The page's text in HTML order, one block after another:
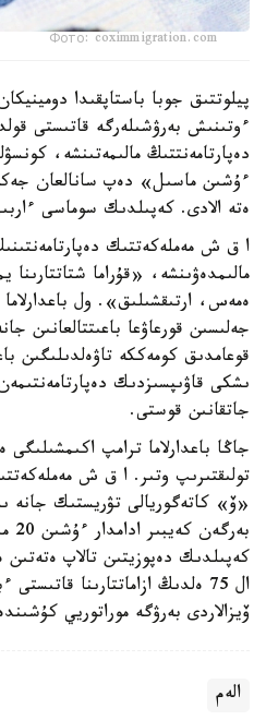
Фото: coximmigration.com
پيلوتتىق جوبا باستاپقىدا
ءوتىنىش بەرۋشىلەرگە قاتىستى
دەپارتامەنتتىڭ مالىمەتىنشە،
ءۇشىن ماسىل» دەپ سانالعان جەكە
ەتە الادى. كەپىلدىك سوماسى
ا ق ش مەملەكەتتىك
مالىمدەۋىنشە، «قۇراما
ەمەس، ارتىقشىلىق». ول
جەلىسىن قورعاۋعا باعىتتالعانىن
قوعامدىق كومەككە تاۋەلدىلىگىن
ىشكى قاۋىپسىزدىك
جاتقانىن قوستى.
جاڭا باعدارلاما ترامپ
تولىقتىرىپ وتىر. ا ق ش
«ۆ» كاتەگوريالى تۋريستىك جانە
كەپىلدىك دەپوزيتىن تالاپ ەتەتىن
ال 75 ەلدىڭ ازاماتتارىنا
ۆيزالاردى بەرۋگە موراتوريي
الەم